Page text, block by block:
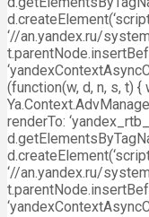
‘//an.yandex.ru/
(function(w, d, n, s, t)
renderTo:
‘//an.yandex.ru/